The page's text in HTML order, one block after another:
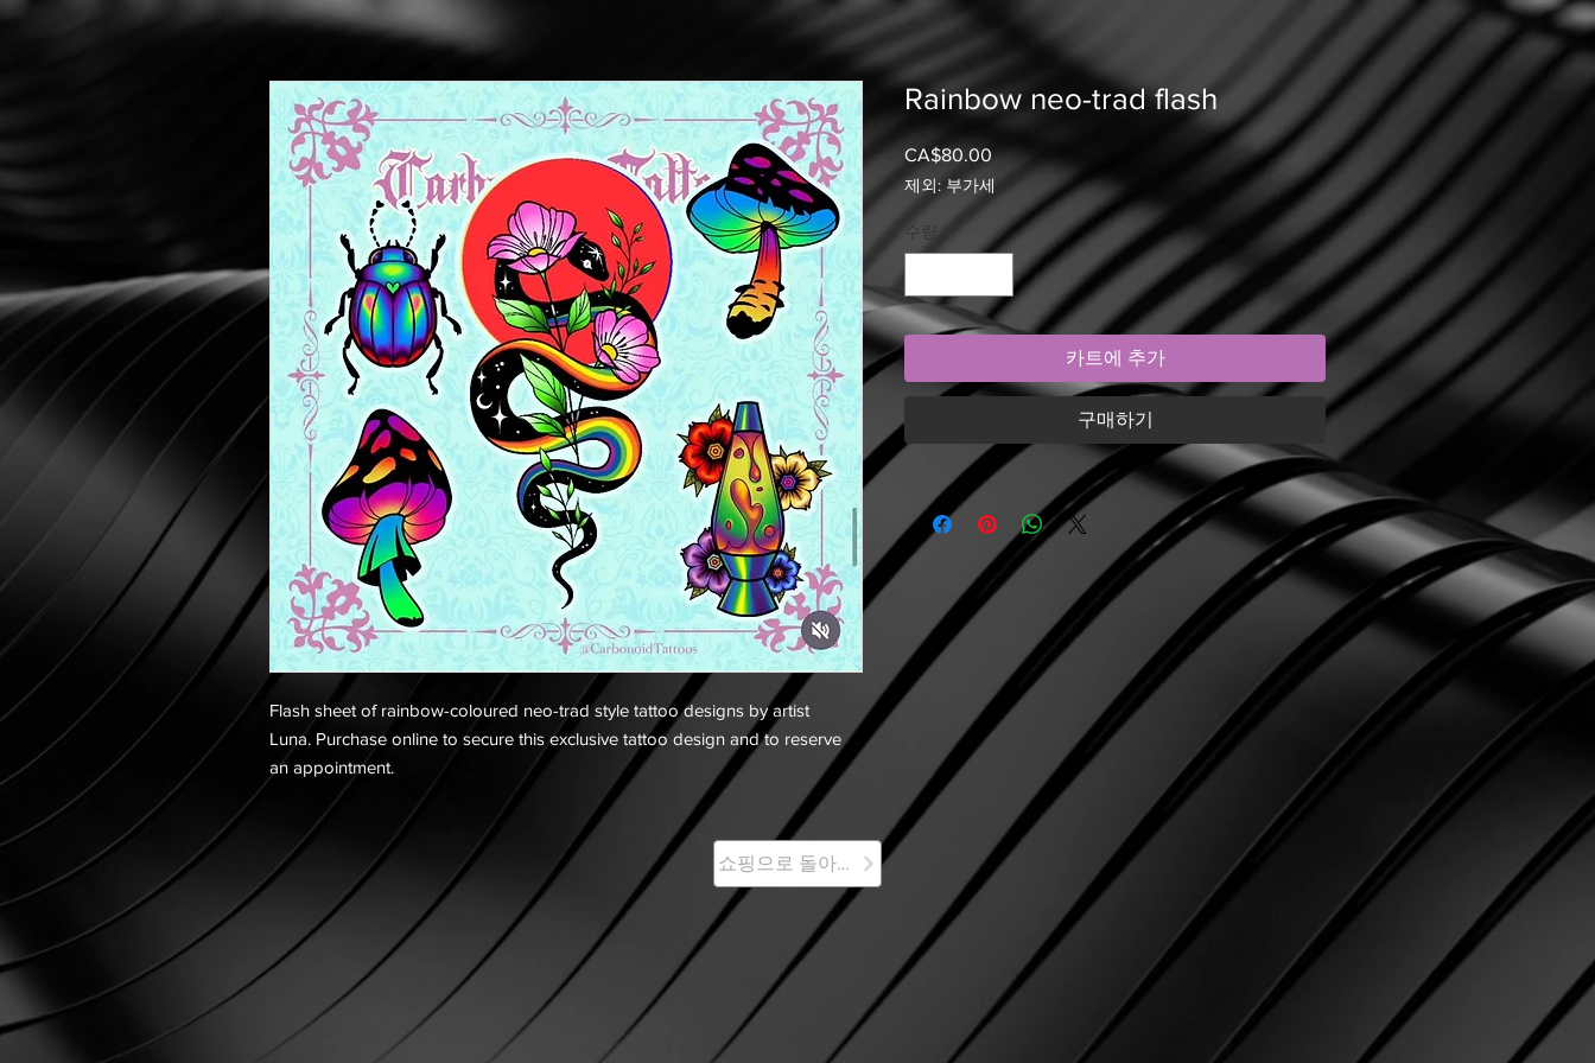
Flash sheet of rainbow-coloured neo-trad style tattoo designs by artist
Luna. Purchase online to secure this exclusive tattoo design and to reserve
an appointment.
Rainbow neo-trad flash
CA$80.00가
격
제외: 부가세
수량
카트에 추가
구매하기
쇼핑으로 돌아가기